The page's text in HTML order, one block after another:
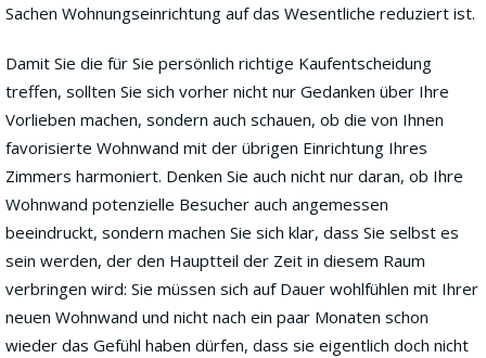
Sachen Wohnungseinrichtung auf das Wesentliche reduziert ist.
Damit Sie die für Sie persönlich richtige Kaufentscheidung
treffen, sollten Sie sich vorher nicht nur Gedanken über Ihre
Vorlieben machen, sondern auch schauen, ob die von Ihnen
favorisierte Wohnwand mit der übrigen Einrichtung Ihres
Zimmers harmoniert. Denken Sie auch nicht nur daran, ob Ihre
Wohnwand potenzielle Besucher auch angemessen
beeindruckt, sondern machen Sie sich klar, dass Sie selbst es
sein werden, der den Hauptteil der Zeit in diesem Raum
verbringen wird: Sie müssen sich auf Dauer wohlfühlen mit Ihrer
neuen Wohnwand und nicht nach ein paar Monaten schon
wieder das Gefühl haben dürfen, dass sie eigentlich doch nicht